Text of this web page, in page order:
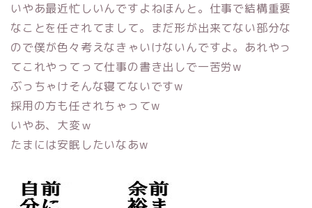
いやあ最近忙しいんですよねほんと。仕事で結構重要
なことを任されてまして。まだ形が出来てない部分な
ので僕が色々考えなきゃいけないんですよ。あれやっ
てこれやってって仕事の書き出しで一苦労w
ぶっちゃけそんな寝てないですw
採用の方も任されちゃってw
いやあ、大変ｗ
たまには安眠したいなあw